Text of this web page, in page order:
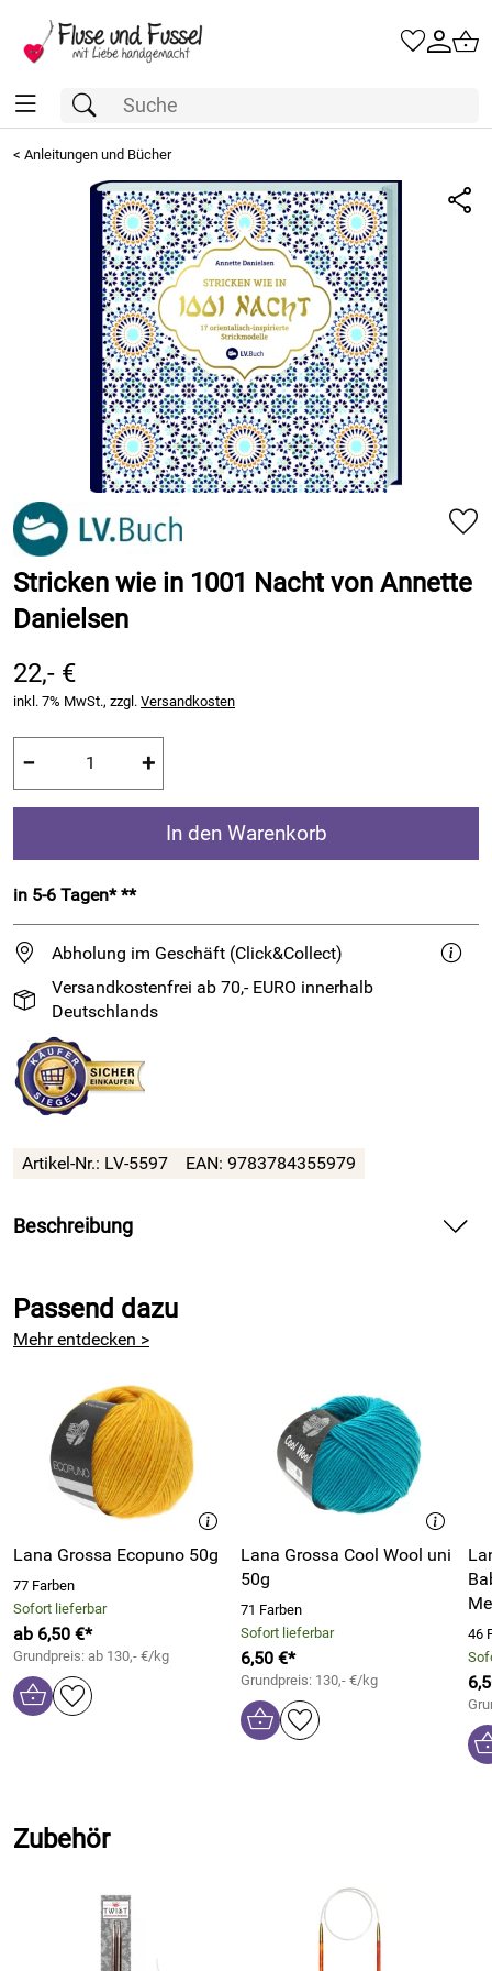
< Anleitungen und Bücher
Stricken wie in 1001 Nacht von Annette
Danielsen
22,- €
inkl. 7% MwSt., zzgl. Versandkosten
− +
In den Warenkorb
in 5-6 Tagen* **
Abholung im Geschäft (Click&Collect)
Versandkostenfrei ab 70,- EURO innerhalb
Deutschlands
Artikel-Nr.: LV-5597 EAN: 9783784355979
Beschreibung
Reisen inspirieren lassen.
Dieses Mal entführt sie uns in die Perle des Orients: nach
Marrakesch. Die fernöstliche Atmosphäre fängt sie
wunderbar mithilfe von magischen Farben und Formen in
ihren 17 Strickmodellen für Frauen ein.
Ob kurze und lange Strickjacken, Blusen oder Pullover – die
einzelnen Anleitungen sind wie immer klar verständlich und
sehr übersichtlich. Hier schlägt das Herz orientalischer
Kultur.
Bitte beachten Sie auch die weiteren Bücher von Annette
Danielsen.
Passend dazu
Mehr entdecken >
Lana Grossa Ecopuno 50g
77 Farben
Sofort lieferbar
ab 6,50 €*
Grundpreis: ab 130,- €/kg
Lana Grossa Cool Wool uni
50g
71 Farben
Sofort lieferbar
6,50 €*
Grundpreis: 130,- €/kg
46
Zubehör